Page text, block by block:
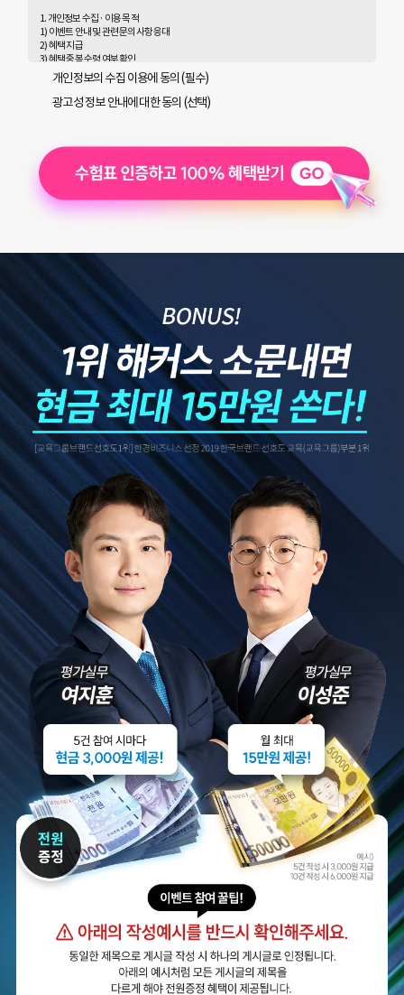
1. 개인정보 수집 · 이용 목적
1) 이벤트 안내 및 관련 문의사항 응대
2) 혜택 지급
3) 혜택 중복 수령 여부 확인
4) 광고성 정보 수신에 별도 동의한 자에 한하여 해커스 감정평가사를 비롯한 해커스 교육그
룹의 새로운 서비스 신상품이나 이벤트, 최신 정보 안내 등 회원님의 취향에 맞는 최적의 서비
스를 제공하기 위함
(해커스교육그룹: 해커스 어학원, 해커스인강, 해커스프랩, 해커스톡, 해커스중국어, 해커
2. 개인정보 수집·이용 항목: 이름, 휴대폰번호, 이메일
3. 개인정보 보유/이용 기간:
수집한 개인정보는 회원 탈퇴 시까지 보관합니다. 단, 이벤트 참
여일로부터 2년 이내 회원 탈퇴한 경우에는 참여일로부터 2년 동안 보관 후 파기합니다.
개인정보의 수집 이용에 동의 (필수)
광고성 정보 안내에 대한 동의 (선택)